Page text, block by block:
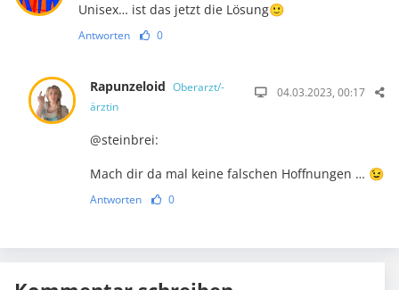
Unisex… ist das jetzt die Lösung🙂
Antworten 0
Rapunzeloid Oberarzt/-
ärztin
04.03.2023, 00:17
@steinbrei:
Mach dir da mal keine falschen Hoffnungen … 😉
Antworten 0